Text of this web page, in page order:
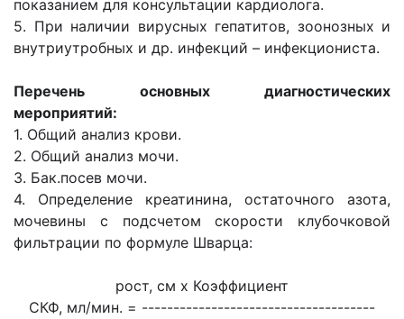
показанием для консультации кардиолога.
5. При наличии вирусных гепатитов, зоонозных и
внутриутробных и др. инфекций – инфекциониста.
Перечень основных диагностических
мероприятий:
1. Общий анализ крови.
2. Общий анализ мочи.
3. Бак.посев мочи.
4. Определение креатинина, остаточного азота,
мочевины с подсчетом скорости клубочковой
фильтрации по формуле Шварца:
рост, см х Коэффициент
СКФ, мл/мин. = -------------------------------------